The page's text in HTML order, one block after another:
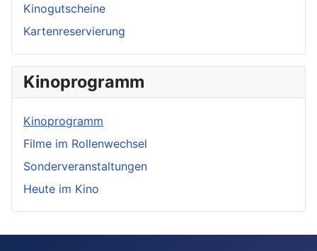
Kinogutscheine
Kartenreservierung
Kinoprogramm
Kinoprogramm
Filme im Rollenwechsel
Sonderveranstaltungen
Heute im Kino